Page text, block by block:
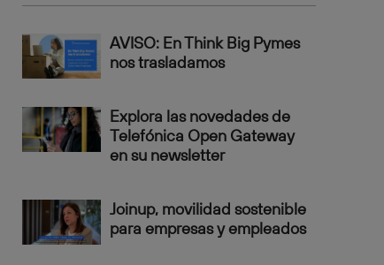
AVISO: En Think Big Pymes
nos trasladamos
Explora las novedades de
Telefónica Open Gateway
en su newsletter
Joinup, movilidad sostenible
para empresas y empleados